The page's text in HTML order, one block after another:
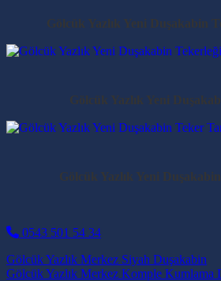
Gölcük Yazlık Yeni Duşakabin
Gölcük Yazlık Yeni
Gölcük Yazlık Yeni
0543 501 54 34
Post navigation
Gölcük Yazlık Merkez Siyah Duşakabin
Gölcük Yazlık Merkez Komple Kumlama